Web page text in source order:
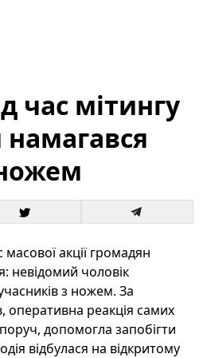
час мітингу
акції громадян
невідомий чоловік
з ножем. За
оперативна реакція самих
допомогла запобігти
відбулася на відкритому